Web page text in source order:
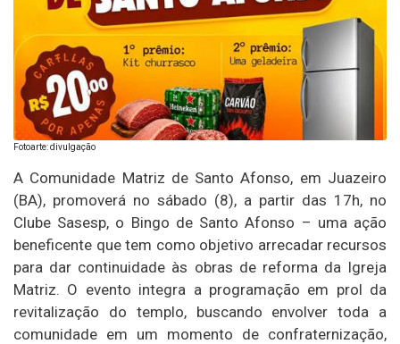
Fotoarte: divulgação
A Comunidade Matriz de Santo Afonso, em Juazeiro
(BA), promoverá no sábado (8), a partir das 17h, no
Clube Sasesp, o Bingo de Santo Afonso – uma ação
beneficente que tem como objetivo arrecadar recursos
para dar continuidade às obras de reforma da Igreja
Matriz. O evento integra a programação em prol da
revitalização do templo, buscando envolver toda a
comunidade em um momento de confraternização,